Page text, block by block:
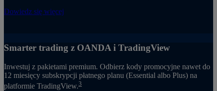
Dowiedz się więcej
Smarter trading z OANDA i TradingView
Inwestuj z pakietami premium. Odbierz kody promocyjne nawet do
12 miesięcy subskrypcji płatnego planu (Essential albo Plus) na
platformie TradingView.3